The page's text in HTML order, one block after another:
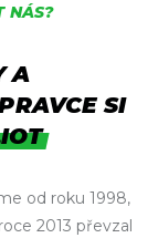
NÁS?
A
SI
od roku 1998,
2013 převzal